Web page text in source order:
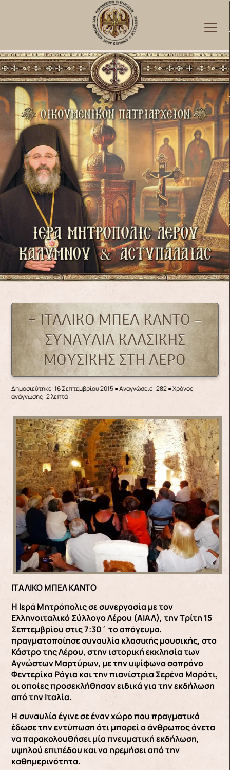
+ ΙΤΑΛΙΚΟ ΜΠΕΛ ΚΑΝΤΟ –
ΣΥΝΑΥΛΙΑ ΚΛΑΣΙΚΗΣ
ΜΟΥΣΙΚΗΣ ΣΤΗ ΛΕΡΟ
Δημοσιεύτηκε: 16 Σεπτεμβρίου 2015●Αναγνώσεις: 282● Χρόνος
ανάγνωσης: 2 λεπτά
ΙΤΑΛΙΚΟ ΜΠΕΛ ΚΑΝΤΟ
Η Ιερά Μητρόπολις σε συνεργασία με τον
Ελληνοιταλικό Σύλλογο Λέρου (ΑΙΑΛ), την Τρίτη 15
Σεπτεμβρίου στις 7:30΄ το απόγευμα,
πραγματοποίησε συναυλία κλασικής μουσικής, στο
Κάστρο της Λέρου, στην ιστορική εκκλησία των
Αγνώστων Μαρτύρων, με την υψίφωνο σοπράνο
Φεντερίκα Ράγια και την πιανίστρια Σερένα Μαρότι,
οι οποίες προσεκλήθησαν ειδικά για την εκδήλωση
από την Ιταλία.
Η συναυλία έγινε σε έναν χώρο που πραγματικά
έδωσε την εντύπωση ότι μπορεί ο άνθρωπος άνετα
να παρακολουθήσει μία πνευματική εκδήλωση,
υψηλού επιπέδου και να ηρεμήσει από την
καθημερινότητα.